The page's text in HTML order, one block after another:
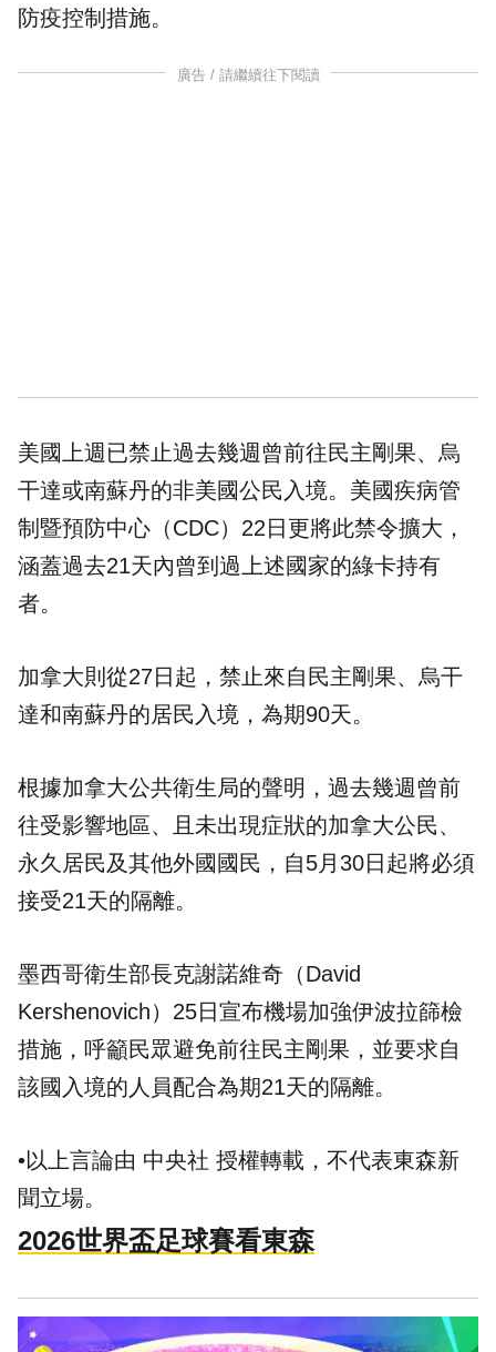
防疫控制措施。
廣告 / 請繼續往下閱讀
美國上週已禁止過去幾週曾前往民主剛果、烏
干達或南蘇丹的非美國公民入境。美國疾病管
制暨預防中心（CDC）22日更將此禁令擴大，
涵蓋過去21天內曾到過上述國家的綠卡持有
者。
加拿大則從27日起，禁止來自民主剛果、烏干
達和南蘇丹的居民入境，為期90天。
根據加拿大公共衛生局的聲明，過去幾週曾前
往受影響地區、且未出現症狀的加拿大公民、
永久居民及其他外國國民，自5月30日起將必須
接受21天的隔離。
墨西哥衛生部長克謝諾維奇（David
Kershenovich）25日宣布機場加強伊波拉篩檢
措施，呼籲民眾避免前往民主剛果，並要求自
該國入境的人員配合為期21天的隔離。
•以上言論由 中央社 授權轉載，不代表東森新
聞立場。
2026世界盃足球賽看東森